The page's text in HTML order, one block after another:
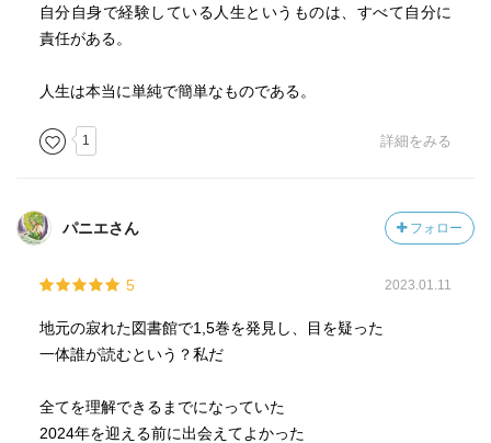
自分自身で経験している人生というものは、すべて自分に
責任がある。
人生は本当に単純で簡単なものである。
1 詳細をみる
パニエさん フォロー
5 2023.01.11
地元の寂れた図書館で1,5巻を発見し、目を疑った
一体誰が読むという？私だ
全てを理解できるまでになっていた
2024年を迎える前に出会えてよかった